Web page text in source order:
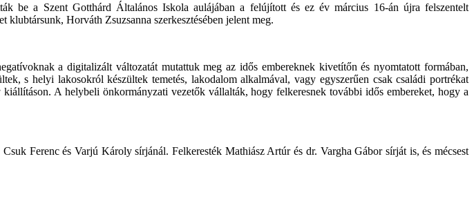
be a Szent Gotthárd Általános Iskola aulájában a felújított és ez év március 16-án újra felszentelt
Horváth Zsuzsanna szerkesztésében jelent meg.
a digitalizált változatát mutattuk meg az idős embereknek kivetítőn és nyomtatott formában,
s helyi lakosokról készültek temetés, lakodalom alkalmával, vagy egyszerűen csak családi portrékat
A helybeli önkormányzati vezetők vállalták, hogy felkeresnek további idős embereket, hogy a
Ferenc és Varjú Károly sírjánál. Felkeresték Mathiász Artúr és dr. Vargha Gábor sírját is, és mécsest